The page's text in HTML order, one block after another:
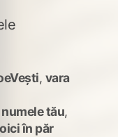
, vara
numele tău,
în păr